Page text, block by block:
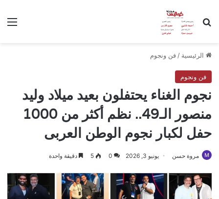
بحث عن
الرئيسية / فن ونجوم
فن ونجوم
نجوم الغناء يحتفلون بعيد ميلاد وليد
منصور الـ49.. نظم أكثر من 1000
حفل لكبار نجوم الوطن العربى
مروة حسن يونيو 3, 2026 0
5 دقيقة واحدة